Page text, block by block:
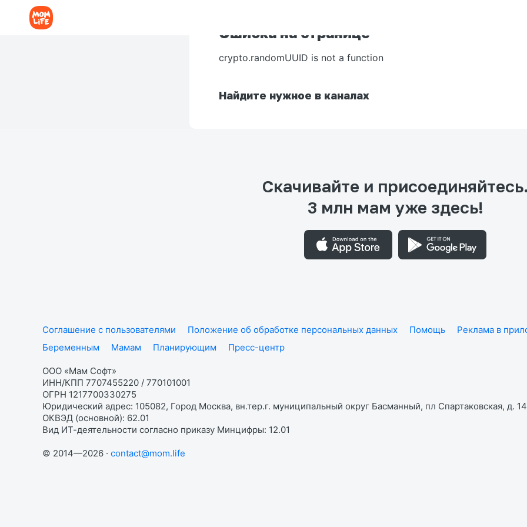
Ошибка на странице
crypto.randomUUID is not a function
Найдите нужное в каналах
Скачивайте и присоединяйтесь.
3 млн мам уже здесь!
Соглашение с пользователями Положение об обработке персональных данных Помощь Реклама в
Беременным
Мамам Планирующим Пресс-центр
ООО «Мам Софт»
ИНН/КПП 7707455220 / 770101001
ОГРН 1217700330275
Юридический адрес: 105082, Город Москва, вн.тер.г. муниципальный округ Басманный, пл Спартаковская, д.
ОКВЭД (основной): 62.01
Вид ИТ-деятельности согласно приказу Минцифры: 12.01
© 2014—2026 · contact@mom.life